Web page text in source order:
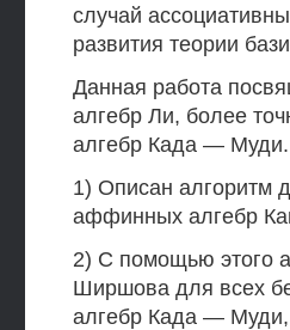
случай
развития теории
Данная работа
алгебр Ли, более
алгебр Када —
1) Описан алгоритм
аффинных алгебр
2) С помощью этого
Ширшова для всех
алгебр Када —